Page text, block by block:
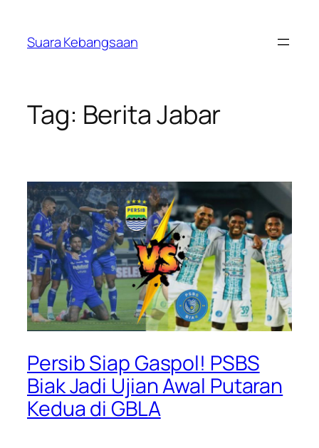
konten
Suara Kebangsaan
Tag: Berita Jabar
Persib Siap Gaspol! PSBS
Biak Jadi Ujian Awal Putaran
Kedua di GBLA